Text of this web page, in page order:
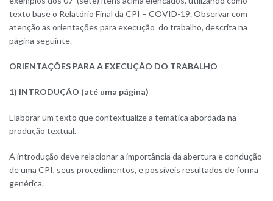
texto base o Relatório Final da CPI – COVID-19. Observar com
atenção as orientações para execução do trabalho, descrita na
página seguinte.
ORIENTAÇÕES PARA A EXECUÇÃO DO TRABALHO
1) INTRODUÇÃO (até uma página)
Elaborar um texto que contextualize a temática abordada na
produção textual.
A introdução deve relacionar a importância da abertura e condução
de uma CPI, seus procedimentos, e possíveis resultados de forma
genérica.